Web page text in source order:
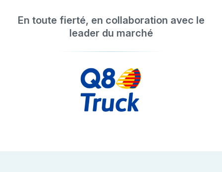
En toute fierté, en collaboration avec le
leader du marché